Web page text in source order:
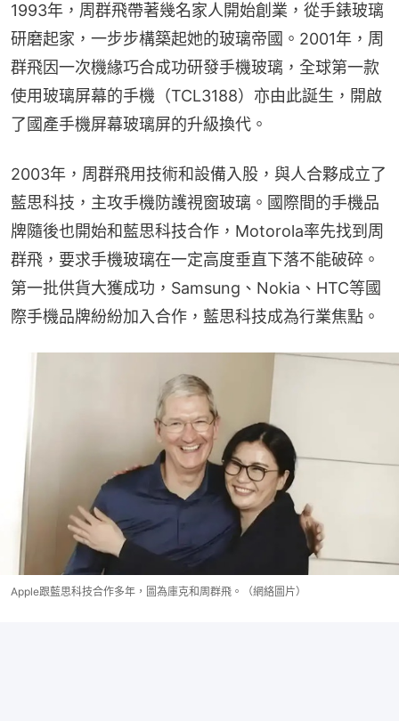
1993年，周群飛帶著幾名家人開始創業，從手錶玻璃
研磨起家，一步步構築起她的玻璃帝國。2001年，周
群飛因一次機緣巧合成功研發手機玻璃，全球第一款
使用玻璃屏幕的手機（TCL3188）亦由此誕生，開啟
了國產手機屏幕玻璃屏的升級換代。
2003年，周群飛用技術和設備入股，與人合夥成立了
藍思科技，主攻手機防護視窗玻璃。國際間的手機品
牌隨後也開始和藍思科技合作，Motorola率先找到周
群飛，要求手機玻璃在一定高度垂直下落不能破碎。
第一批供貨大獲成功，Samsung、Nokia、HTC等國
際手機品牌紛紛加入合作，藍思科技成為行業焦點。
Apple跟藍思科技合作多年，圖為庫克和周群飛。（網絡圖片）